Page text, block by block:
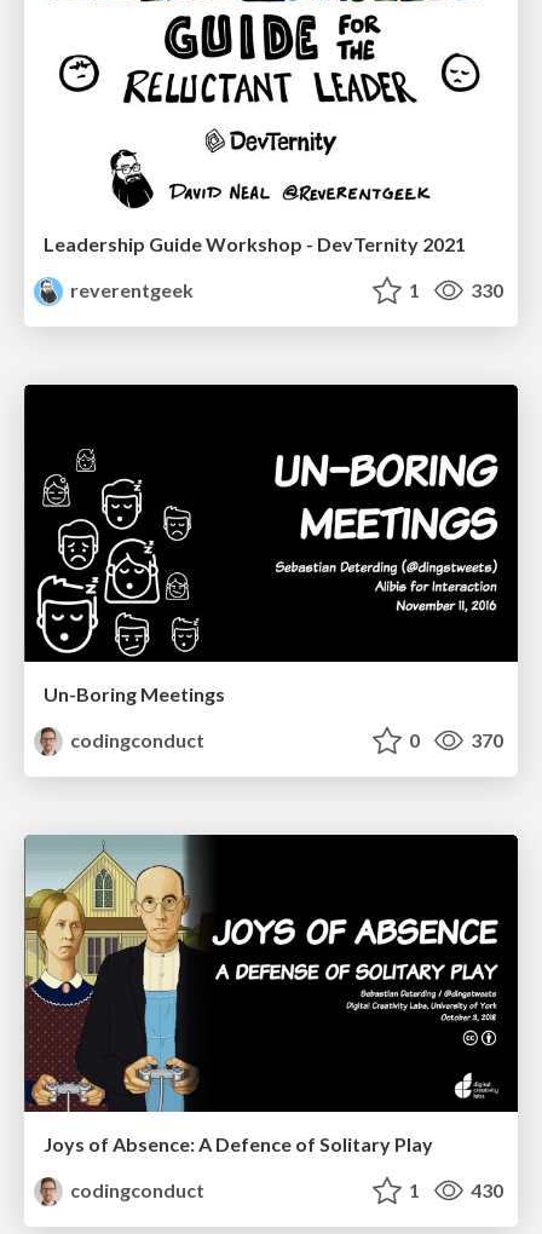
Leadership Guide Workshop - DevTernity 2021
reverentgeek
1 330
Un-Boring Meetings
codingconduct
0 370
Joys of Absence: A Defence of Solitary Play
codingconduct
1 430